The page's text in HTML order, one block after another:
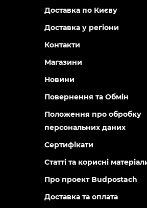
Доставка по Києву
Доставка у регіони
Контакти
Магазини
Новини
Повернення та Обмін
Положення про обробку
персональних даних
Сертифікати
Статті та корисні
Про проект Budpostach
Доставка та оплата